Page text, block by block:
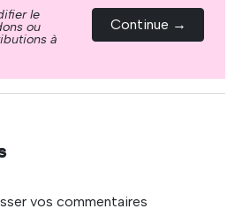
le
ou
à
Continue →
vos commentaires